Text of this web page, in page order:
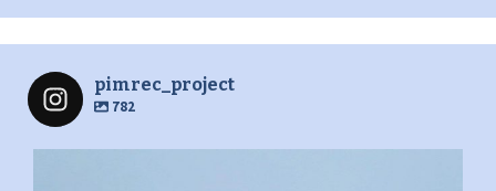
pimrec_project
782